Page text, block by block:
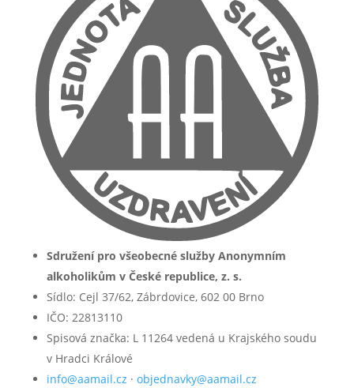
Sdružení pro všeobecné služby Anonymním
alkoholikům v České republice, z. s.
Sídlo: Cejl 37/62, Zábrdovice, 602 00 Brno
IČO: 22813110
Spisová značka: L 11264 vedená u Krajského soudu
v Hradci Králové
info@aamail.cz · objednavky@aamail.cz